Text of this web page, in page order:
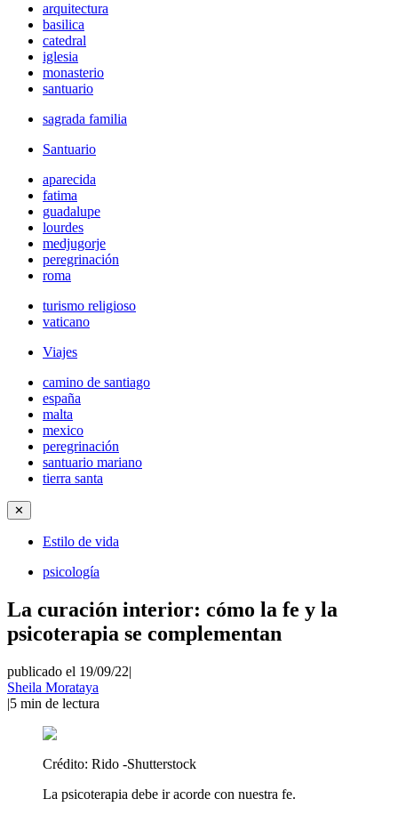
arquitectura
basilica
catedral
iglesia
monasterio
santuario
sagrada familia
Santuario
aparecida
fatima
guadalupe
lourdes
medjugorje
peregrinación
roma
turismo religioso
vaticano
Viajes
camino de santiago
españa
malta
mexico
peregrinación
santuario mariano
tierra santa
✕
Estilo de vida
psicología
La curación interior: cómo la fe y la
psicoterapia se complementan
publicado el 19/09/22|
Sheila Morataya
|5 min de lectura
Crédito: Rido -Shutterstock
La psicoterapia debe ir acorde con nuestra fe.